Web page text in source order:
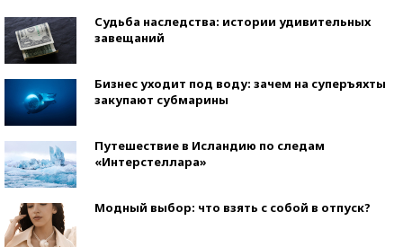
Судьба наследства: истории удивительных
завещаний
Бизнес уходит под воду: зачем на суперъяхты
закупают субмарины
Путешествие в Исландию по следам
«Интерстеллара»
Модный выбор: что взять с собой в отпуск?